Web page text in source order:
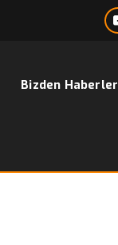
Bizden Haberler